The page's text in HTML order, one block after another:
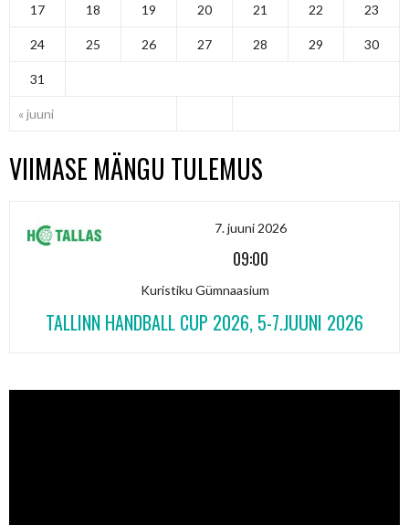
« juuni
17 18 19 20 21 22 23
24 25 26 27 28 29 30
31
VIIMASE MÄNGU TULEMUS
7. juuni 2026
09:00
Kuristiku Gümnaasium
TALLINN HANDBALL CUP 2026, 5-7.JUUNI 2026